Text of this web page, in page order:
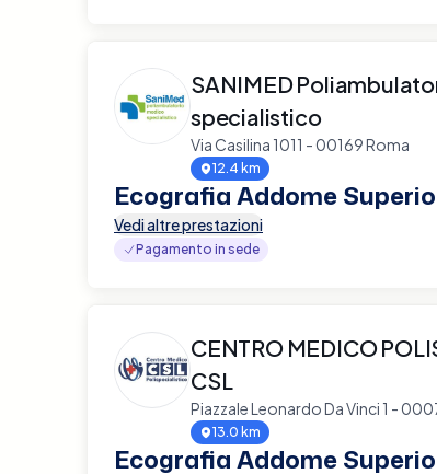
SANIMED
specialistico
Via Casilina 1011 - 00169 Roma
12.4 km
Ecografia Addome
Vedi altre prestazioni
Pagamento in sede
CENTRO MEDICO
CSL
Piazzale Leonardo Da Vinci 1 -
13.0 km
Ecografia Addome